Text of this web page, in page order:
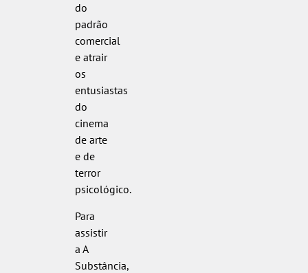
do
padrão
comercial
e atrair
os
entusiastas
do
cinema
de arte
e de
terror
psicológico.
Para
assistir
a A
Substância,